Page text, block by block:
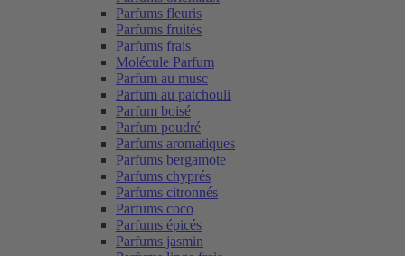
Parfums fleuris
Parfums fruités
Parfums frais
Molécule Parfum
Parfum au musc
Parfum au patchouli
Parfum boisé
Parfum poudré
Parfums aromatiques
Parfums bergamote
Parfums chyprés
Parfums citronnés
Parfums coco
Parfums épicés
Parfums jasmin